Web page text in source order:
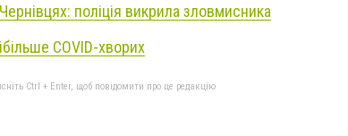
поліція викрила зловмисника
COVID-хворих
Ctrl + Enter, щоб повідомити про це редакцію